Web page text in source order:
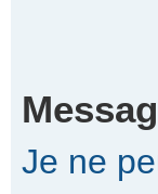
Je ne